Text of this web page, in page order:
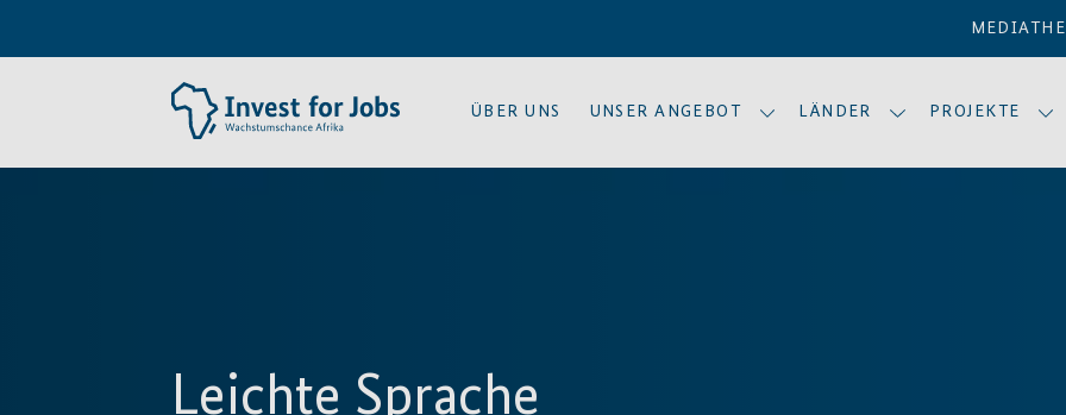
ÜBER UNS UNSER ANGEBOT LÄNDER PROJEKTE
Leichte Sprache